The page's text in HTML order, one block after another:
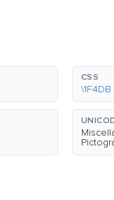
CSS
\1F4DB